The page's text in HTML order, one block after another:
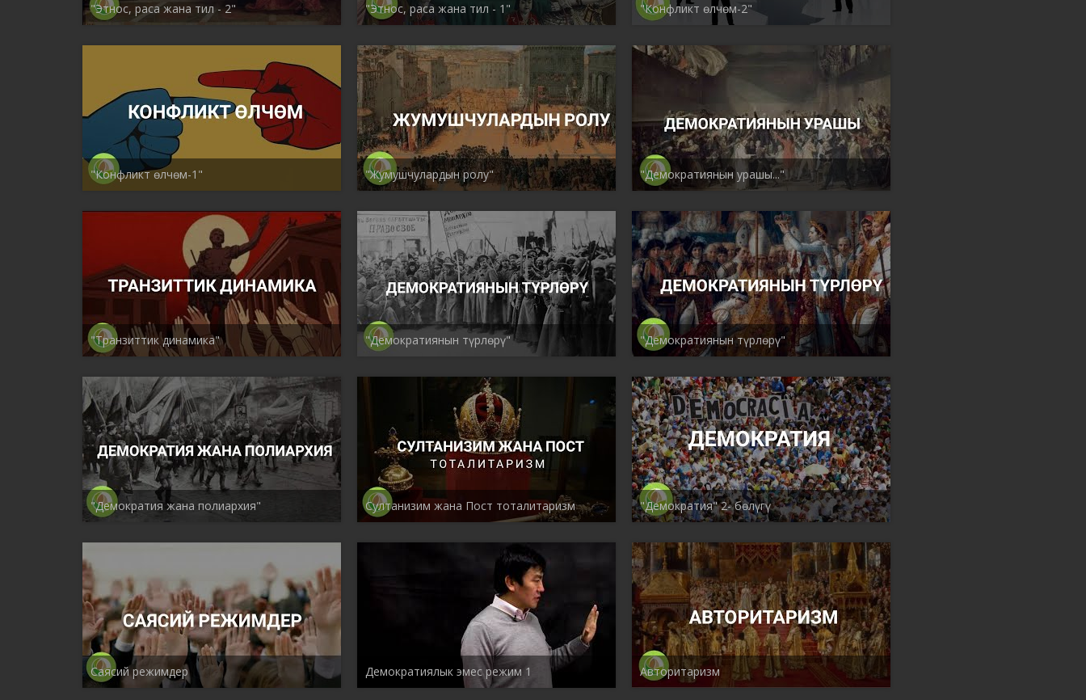
"Этнос, раса жана тил - 2" "Этнос, раса жана тил - 1" "Конфликт өлчөм-2"
"Конфликт өлчөм-1" "Жумушчулардын ролу" "Демократиянын урашы..."
"Транзиттик динамика" "Демократиянын түрлѳрү" "Демократиянын түрлөрү"
"Демократия жана полиархия" Султанизим жана Пост тоталитаризм "Демократия" 2- бөлүгү
Саясий режимдер Демократиялык эмес режим 1 Авторитаризм